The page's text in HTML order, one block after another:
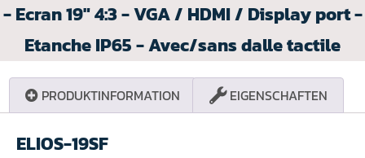
- Ecran 19" 4:3 - VGA / HDMI / Display port -
Etanche IP65 - Avec/sans dalle tactile
PRODUKTINFORMATION EIGENSCHAFTEN
ELIOS-19SF